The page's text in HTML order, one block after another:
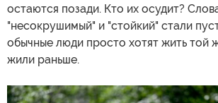
остаются позади. Кто их осудит?
"несокрушимый" и "стойкий" стали
обычные люди просто хотят жить той
жили раньше.